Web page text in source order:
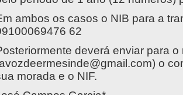
ambos os casos o NIB para a
62
deverá enviar para
) o
morada e o NIF.